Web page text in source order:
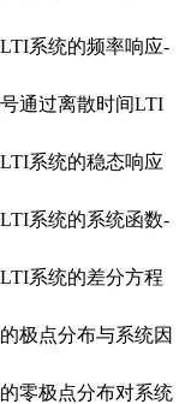
系统的频率响应-
通过离散时间LTI
系统的稳态响应
系统的系统函数-
系统的差分方程
极点分布与系统因
零极点分布对系统